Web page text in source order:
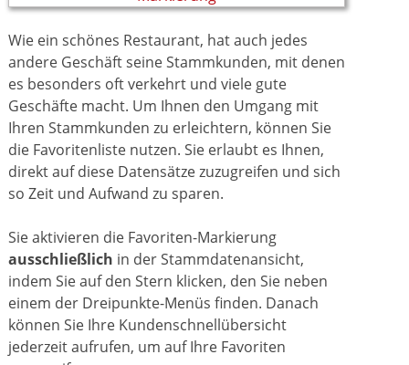
Wie ein schönes Restaurant, hat auch jedes
andere Geschäft seine Stammkunden, mit denen
es besonders oft verkehrt und viele gute
Geschäfte macht. Um Ihnen den Umgang mit
Ihren Stammkunden zu erleichtern, können Sie
die Favoritenliste nutzen. Sie erlaubt es Ihnen,
direkt auf diese Datensätze zuzugreifen und sich
so Zeit und Aufwand zu sparen.
Sie aktivieren die Favoriten-Markierung
ausschließlich in der Stammdatenansicht,
indem Sie auf den Stern klicken, den Sie neben
einem der Dreipunkte-Menüs finden. Danach
können Sie Ihre Kundenschnellübersicht
jederzeit aufrufen, um auf Ihre Favoriten